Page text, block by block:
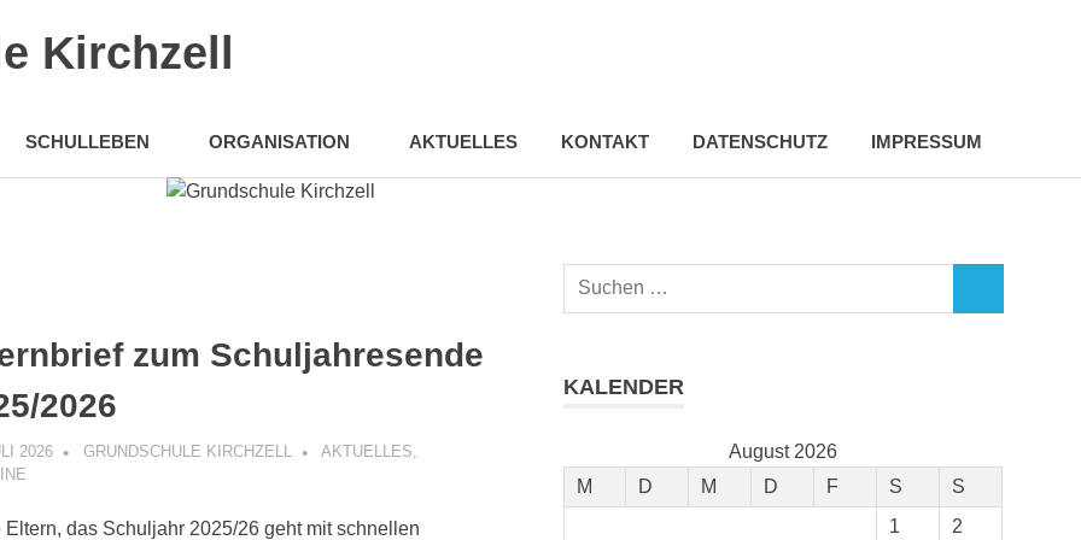
Kirchzell
SCHULLEBEN ORGANISATION AKTUELLES KONTAKT DATENSCHUTZ IMPRESSUM
zum Schuljahresende
2026
2026 GRUNDSCHULE KIRCHZELL AKTUELLES
Eltern, das Schuljahr 2025/26 geht mit schnellen
Suchen
KALENDER
August 2026
M
D M D F S
S
1
2